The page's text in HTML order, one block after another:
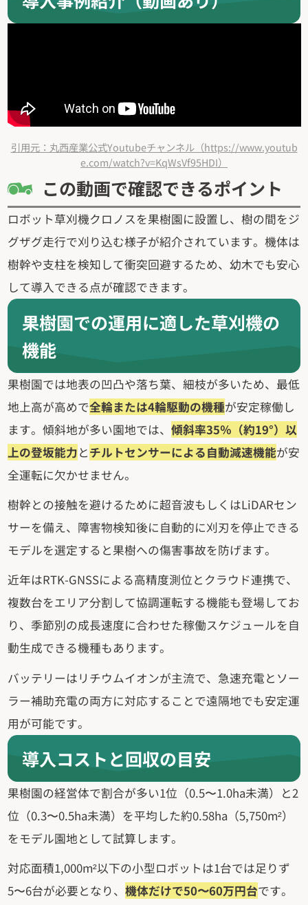
引用元：丸西産業公式Youtubeチャンネル（https://www.youtub
e.com/watch?v=KqWsVf95HDI）
この動画で確認できるポイント
ロボット草刈機クロノスを果樹園に設置し、樹の間をジ
グザグ走行で刈り込む様子が紹介されています。機体は
樹幹や支柱を検知して衝突回避するため、幼木でも安心
して導入できる点が確認できます。
果樹園での運用に適した草刈機の
機能
果樹園では地表の凹凸や落ち葉、細枝が多いため、最低
地上高が高めで全輪または4輪駆動の機種が安定稼働し
ます。傾斜地が多い園地では、 傾斜率35％（約19°）以
上の登坂能力とチルトセンサーによる自動減速機能が安
全運転に欠かせません。
樹幹との接触を避けるために超音波もしくはLiDARセン
サーを備え、障害物検知後に自動的に刈刃を停止できる
モデルを選定すると果樹への傷害事故を防げます。
近年はRTK-GNSSによる高精度測位とクラウド連携で、
複数台をエリア分割して協調運転する機能も登場してお
り、季節別の成長速度に合わせた稼働スケジュールを自
動生成できる機種もあります。
バッテリーはリチウムイオンが主流で、急速充電とソー
ラー補助充電の両方に対応することで遠隔地でも安定運
用が可能です。
導入コストと回収の目安
果樹園の経営体で割合が多い1位（0.5〜1.0ha未満）と2
位（0.3〜0.5ha未満）を平均した約0.58ha（5,750m²）
をモデル園地として試算します。
対応面積1,000m²以下の小型ロボットは1台では足りず
5〜6台が必要となり、 機体だけで50〜60万円台です。